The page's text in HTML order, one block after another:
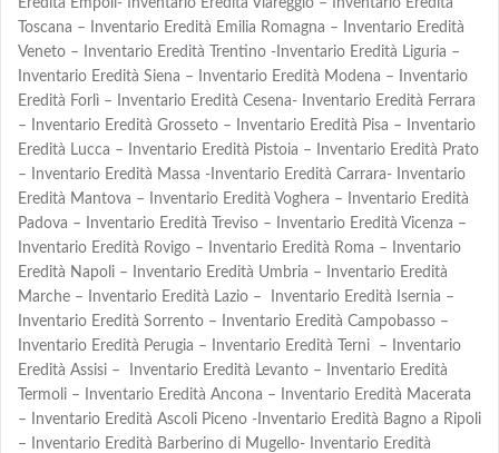
Eredità Empoli- Inventario Eredità Viareggio – Inventario Eredità
Toscana – Inventario Eredità Emilia Romagna – Inventario Eredità
Veneto – Inventario Eredità Trentino -Inventario Eredità Liguria –
Inventario Eredità Siena – Inventario Eredità Modena – Inventario
Eredità Forlì – Inventario Eredità Cesena- Inventario Eredità Ferrara
– Inventario Eredità Grosseto – Inventario Eredità Pisa – Inventario
Eredità Lucca – Inventario Eredità Pistoia – Inventario Eredità Prato
– Inventario Eredità Massa -Inventario Eredità Carrara- Inventario
Eredità Mantova – Inventario Eredità Voghera – Inventario Eredità
Padova – Inventario Eredità Treviso – Inventario Eredità Vicenza –
Inventario Eredità Rovigo – Inventario Eredità Roma – Inventario
Eredità Napoli – Inventario Eredità Umbria – Inventario Eredità
Marche – Inventario Eredità Lazio – Inventario Eredità Isernia –
Inventario Eredità Sorrento – Inventario Eredità Campobasso –
Inventario Eredità Perugia – Inventario Eredità Terni – Inventario
Eredità Assisi – Inventario Eredità Levanto – Inventario Eredità
Termoli – Inventario Eredità Ancona – Inventario Eredità Macerata
– Inventario Eredità Ascoli Piceno -Inventario Eredità Bagno a Ripoli
– Inventario Eredità Barberino di Mugello- Inventario Eredità